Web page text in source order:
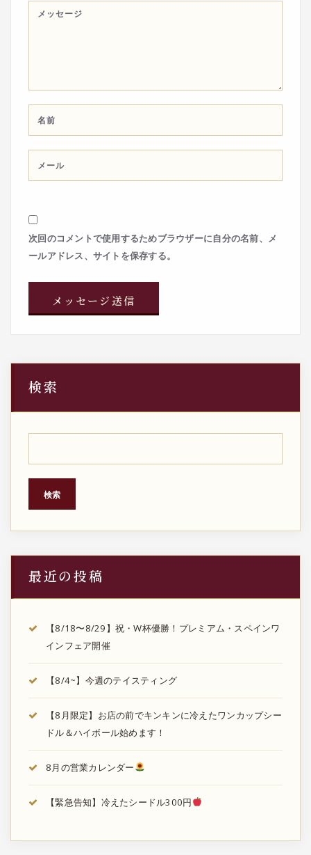
次回のコメントで使用するためブラウザーに自分の名前、メ
ールアドレス、サイトを保存する。
検索
検索
最近の投稿
【8/18〜8/29】祝・W杯優勝！プレミアム・スペインワ
インフェア開催
【8/4~】今週のテイスティング
【8月限定】お店の前でキンキンに冷えたワンカップシー
ドル＆ハイボール始めます！
8月の営業カレンダー
【緊急告知】冷えたシードル300円